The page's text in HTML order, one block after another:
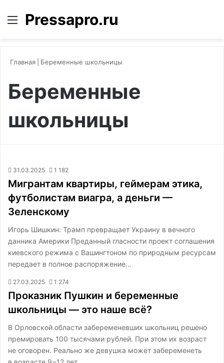
Меню
Pressapro.ru
Главная Беременные школьницы
Беременные
школьницы
31.03.2025 1 182
Мигрантам квартиры, геймерам этика,
футболистам виагра, а деньги —
Зеленскому
Игорь Шишкин: Трамп превращает Украину в вечного
данника Америки Преданный гласности проект соглашения
киевского режима с Вашингтоном по природным ресурсам
передает в полное распоряжение…
27.03.2025 1 274
Проказник Пушкин и беременные
школьницы — это наше всё?
В Орловской области забеременевших школьниц решено
премировать 100 тысячами рублей. При этом их возраст
не оговорен. Реально же девушка может забеременеть